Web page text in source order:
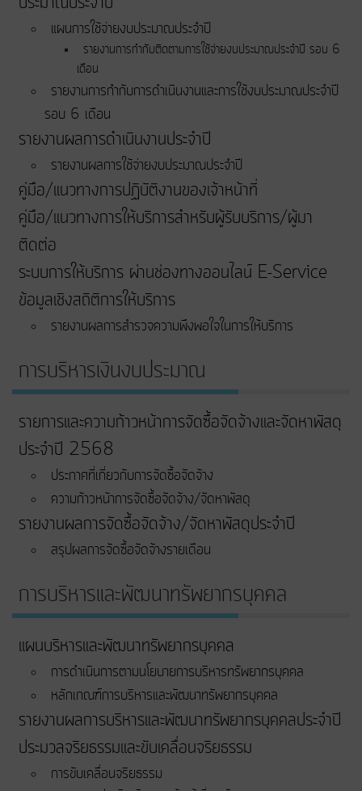
แผนการใช้จ่ายงบประมาณประจำปี
รายงานการกำกับติดตามการใช้จ่ายงบประมาณประจำปี รอบ 6
เดือน
รายงานการกำกับการดำเนินงานและการใช้งบประมาณประจำปี
รอบ 6 เดือน
รายงานผลการดำเนินงานประจำปี
รายงานผลการใช้จ่ายงบประมาณประจำปี
คู่มือ/แนวทางการปฏิบัติงานของเจ้าหน้าที่
คู่มือ/แนวทางการให้บริการสำหรับผู้รับบริการ/ผู้มา
ติดต่อ
ระบบการให้บริการ ผ่านช่องทางออนไลน์ E-Service
ข้อมูลเชิงสถิติการให้บริการ
รายงานผลการสำรวจความพึงพอใจในการให้บริการ
การบริหารเงินงบประมาณ
รายการและความก้าวหน้าการจัดซื้อจัดจ้างและจัดหาพัสดุ
ประจำปี 2568
ประกาศที่เกี่ยวกับการจัดซื้อจัดจ้าง
ความก้าวหน้าการจัดซื้อจัดจ้าง/จัดหาพัสดุ
รายงานผลการจัดซื้อจัดจ้าง/จัดหาพัสดุประจำปี
สรุปผลการจัดซื้อจัดจ้างรายเดือน
การบริหารและพัฒนาทรัพยากรบุคคล
แผนบริหารและพัฒนาทรัพยากรบุคคล
การดำเนินการตามนโยบายการบริหารทรัพยากรบุคคล
หลักเกณฑ์การบริหารและพัฒนาทรัพยากรบุคคล
รายงานผลการบริหารและพัฒนาทรัพยากรบุคคลประจำปี
ประมวลจริยธรรมและขับเคลื่อนจริยธรรม
การขับเคลื่อนจริยธรรม